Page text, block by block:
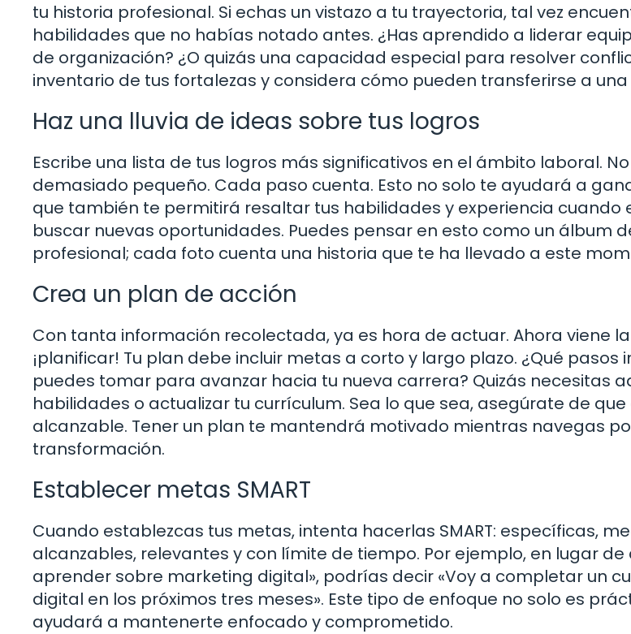
tu historia profesional. Si echas un vistazo a tu trayectoria, tal vez
habilidades que no habías notado antes. ¿Has aprendido a liderar
de organización? ¿O quizás una capacidad especial para resolver
inventario de tus fortalezas y considera cómo pueden transferirse a
Haz una lluvia de ideas sobre tus logros
Escribe una lista de tus logros más significativos en el ámbito laboral.
demasiado pequeño. Cada paso cuenta. Esto no solo te ayudará a
que también te permitirá resaltar tus habilidades y experiencia cuando
buscar nuevas oportunidades. Puedes pensar en esto como un álbum
profesional; cada foto cuenta una historia que te ha llevado a este
Crea un plan de acción
Con tanta información recolectada, ya es hora de actuar. Ahora viene
¡planificar! Tu plan debe incluir metas a corto y largo plazo. ¿Qué pasos
puedes tomar para avanzar hacia tu nueva carrera? Quizás necesitas
habilidades o actualizar tu currículum. Sea lo que sea, asegúrate de
alcanzable. Tener un plan te mantendrá motivado mientras navegas
transformación.
Establecer metas SMART
Cuando establezcas tus metas, intenta hacerlas SMART: específicas,
alcanzables, relevantes y con límite de tiempo. Por ejemplo, en lugar de
aprender sobre marketing digital», podrías decir «Voy a completar un
digital en los próximos tres meses». Este tipo de enfoque no solo es
ayudará a mantenerte enfocado y comprometido.